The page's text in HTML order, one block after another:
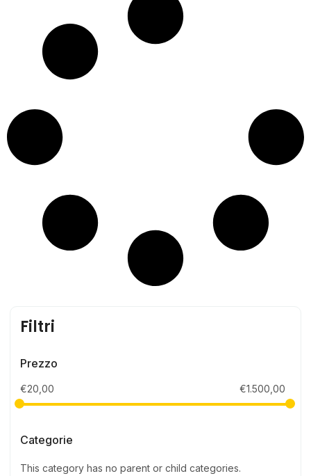
Filtri
Prezzo
€20,00 €1.500,00
Categorie
This category has no parent or child categories.